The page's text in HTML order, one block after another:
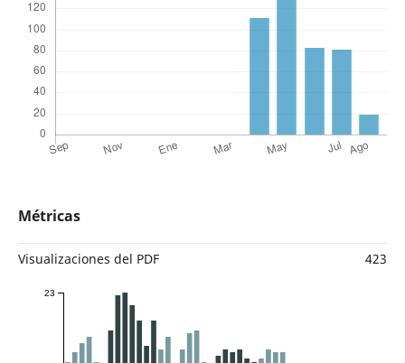
Métricas
Visualizaciones del PDF 423
23